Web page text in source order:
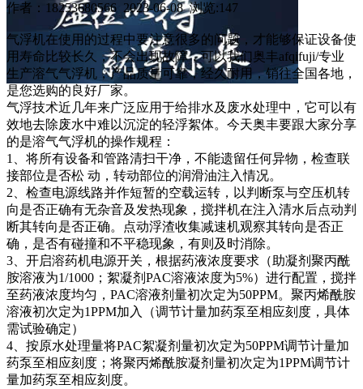
作者：18253680566 2023-06-08 浏览:147
气浮机在使用的过程中要注意很多的问题，才能够保证设备使
用寿命比较长久，不会出现故障，可以我们奥丰afqifuji/专业
生产溶气气浮机，产品质量可靠，经久耐用，销往全国各地，
是您选购的良好厂家。
气浮技术近几年来广泛应用于给排水及废水处理中，它可以有
效地去除废水中难以沉淀的轻浮絮体。今天奥丰要跟大家分享
的是溶气气浮机的操作规程：
1、将所有设备和管路清扫干净，不能遗留任何异物，检查联
接部位是否松 动，转动部位的润滑油注入情况。
2、检查电源线路并作短暂的空载运转，以判断泵与空压机转
向是否正确有无杂音及发热现象，搅拌机在注入清水后点动判
断其转向是否正确。点动浮渣收集减速机观察其转向是否正
确，是否有碰撞和不平稳现象，有则及时消除。
3、开启溶药机电源开关，根据药液浓度要求（助凝剂聚丙酰
胺溶液为1/1000；絮凝剂PAC溶液浓度为5%）进行配置，搅拌
至药液浓度均匀，PAC溶液剂量初次定为50PPM。聚丙烯酰胺
溶液初次定为1PPM加入（调节计量加药泵至相应刻度，具体
需试验确定）
4、按原水处理量将PAC絮凝剂量初次定为50PPM调节计量加
药泵至相应刻度；将聚丙烯酰胺凝剂量初次定为1PPM调节计
量加药泵至相应刻度。